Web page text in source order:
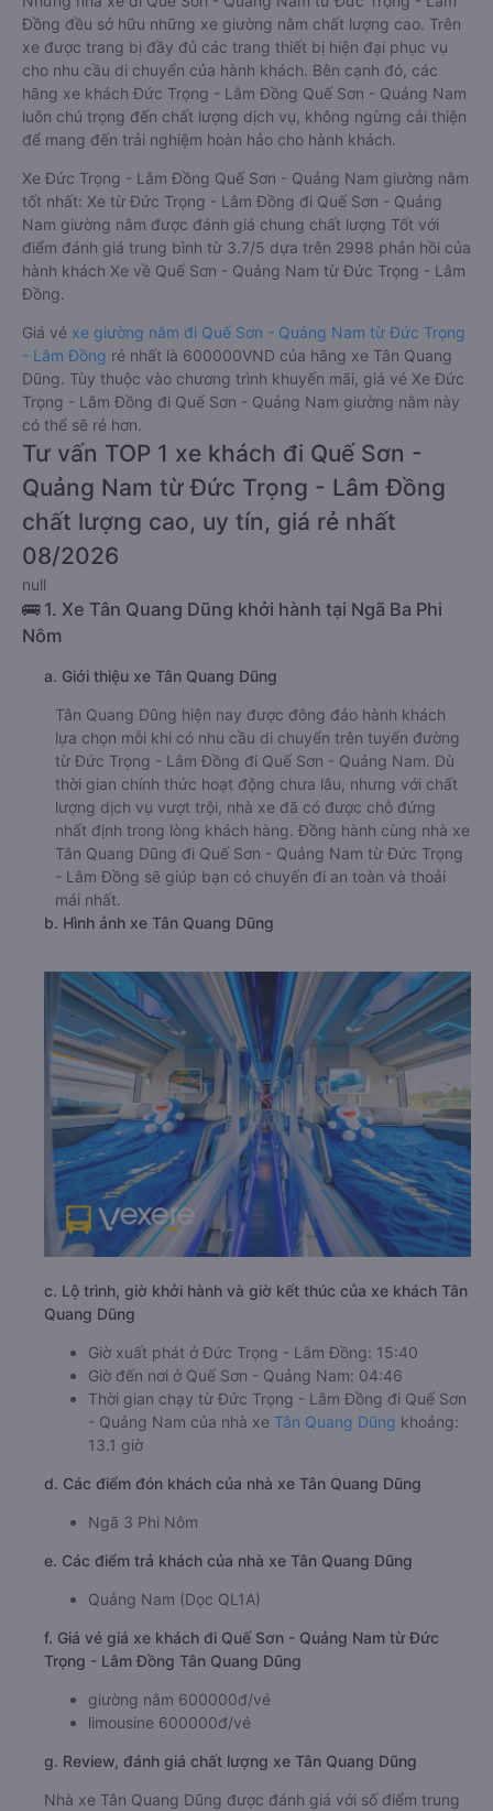
Đồng đều sở hữu những xe giường nằm chất lượng cao. Trên
xe được trang bị đầy đủ các trang thiết bị hiện đại phục vụ
cho nhu cầu di chuyển của hành khách. Bên cạnh đó, các
hãng xe khách Đức Trọng - Lâm Đồng Quế Sơn - Quảng Nam
luôn chú trọng đến chất lượng dịch vụ, không ngừng cải thiện
để mang đến trải nghiệm hoàn hảo cho hành khách.
Xe Đức Trọng - Lâm Đồng Quế Sơn - Quảng Nam giường nằm
tốt nhất: Xe từ Đức Trọng - Lâm Đồng đi Quế Sơn - Quảng
Nam giường nằm được đánh giá chung chất lượng Tốt với
điểm đánh giá trung bình từ 3.7/5 dựa trên 2998 phản hồi của
hành khách Xe về Quế Sơn - Quảng Nam từ Đức Trọng - Lâm
Đồng.
Giá vé xe giường nằm đi Quế Sơn - Quảng Nam từ Đức Trọng
- Lâm Đồng rẻ nhất là 600000VND của hãng xe Tân Quang
Dũng. Tùy thuộc vào chương trình khuyến mãi, giá vé Xe Đức
Trọng - Lâm Đồng đi Quế Sơn - Quảng Nam giường nằm này
có thể sẽ rẻ hơn.
Tư vấn TOP 1 xe khách đi Quế Sơn -
Quảng Nam từ Đức Trọng - Lâm Đồng
chất lượng cao, uy tín, giá rẻ nhất
08/2026
null
🚌 1. Xe Tân Quang Dũng khởi hành tại Ngã Ba Phi
Nôm
a. Giới thiệu xe Tân Quang Dũng
Tân Quang Dũng hiện nay được đông đảo hành khách
lựa chọn mỗi khi có nhu cầu di chuyển trên tuyến đường
từ Đức Trọng - Lâm Đồng đi Quế Sơn - Quảng Nam. Dù
thời gian chính thức hoạt động chưa lâu, nhưng với chất
lượng dịch vụ vượt trội, nhà xe đã có được chỗ đứng
nhất định trong lòng khách hàng. Đồng hành cùng nhà xe
Tân Quang Dũng đi Quế Sơn - Quảng Nam từ Đức Trọng
- Lâm Đồng sẽ giúp bạn có chuyến đi an toàn và thoải
mái nhất.
b. Hình ảnh xe Tân Quang Dũng
c. Lộ trình, giờ khởi hành và giờ kết thúc của xe khách Tân
Quang Dũng
Giờ xuất phát ở Đức Trọng - Lâm Đồng: 15:40
Giờ đến nơi ở Quế Sơn - Quảng Nam: 04:46
Thời gian chạy từ Đức Trọng - Lâm Đồng đi Quế Sơn
- Quảng Nam của nhà xe Tân Quang Dũng khoảng:
13.1 giờ
d. Các điểm đón khách của nhà xe Tân Quang Dũng
Ngã 3 Phi Nôm
e. Các điểm trả khách của nhà xe Tân Quang Dũng
Quảng Nam (Dọc QL1A)
f. Giá vé giá xe khách đi Quế Sơn - Quảng Nam từ Đức
Trọng - Lâm Đồng Tân Quang Dũng
giường nằm 600000đ/vé
limousine 600000đ/vé
g. Review, đánh giá chất lượng xe Tân Quang Dũng
Nhà xe Tân Quang Dũng được đánh giá với số điểm trung